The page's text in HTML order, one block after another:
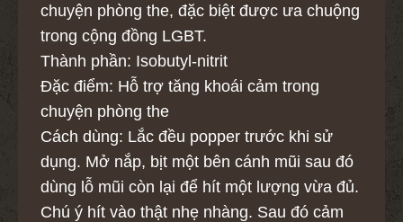
chuyện phòng the, đặc biệt được ưa chuộng
trong cộng đồng LGBT.
Thành phần: Isobutyl-nitrit
Đặc điểm: Hỗ trợ tăng khoái cảm trong
chuyện phòng the
Cách dùng: Lắc đều popper trước khi sử
dụng. Mở nắp, bịt một bên cánh mũi sau đó
dùng lỗ mũi còn lại để hít một lượng vừa đủ.
Chú ý hít vào thật nhẹ nhàng. Sau đó cảm